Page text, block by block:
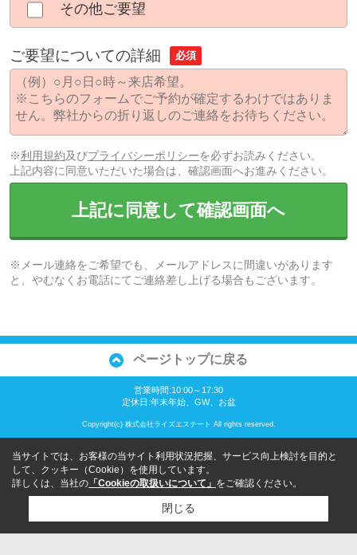
その他ご要望
ご要望についての詳細 必須
※利用規約及びプライバシーポリシーを必ずお読みください。
上記内容に同意いただいた場合は、確認画面へお進みください。
上記に同意して確認画面へ
※メール連絡をご希望でも、メールアドレスに間違いがあります
と、やむなくお電話にてご連絡差し上げる場合もございます。
ページトップに戻る
営業時間:10:00～17:30
定休日:年末年始、GW、お盆
Copyright(c) 株式会社ライズエステート All rights reserved.
当サイトでは、お客様の当サイト利用状況把握、サービス向上検討を目的と
して、クッキー（Cookie）を使用しています。
詳しくは、当社の 「Cookieの取扱いについて」 をご確認ください。
閉じる